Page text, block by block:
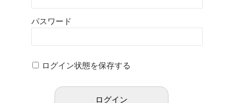
パスワード
ログイン状態を保存する